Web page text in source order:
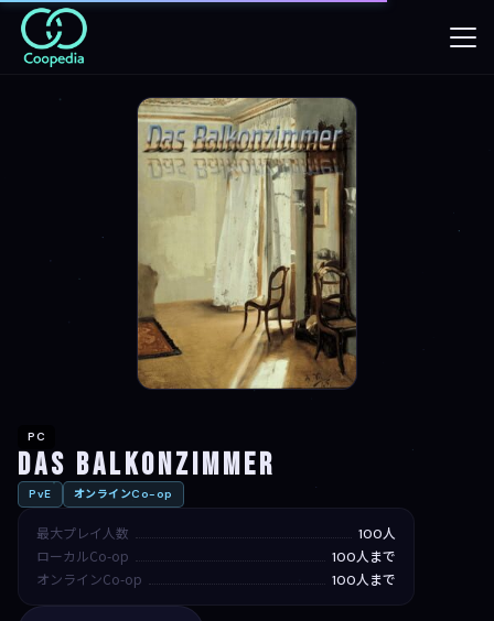
PC
Das Balkonzimmer
PvE オンラインCo-op
最大プレイ人数 100人
ローカルCo-op 100人まで
オンラインCo-op 100人まで